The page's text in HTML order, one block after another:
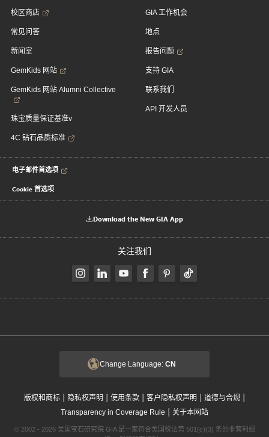
校区商店
常见问答
新闻室
GemKids 网站
GemKids 网站 Alumni Collective
珠宝质量保证基准v
4C 钻石品质标准
GIA 工作机会
地点
报告问题
支持 GIA
联系我们
API 开发人员
电子邮件首选项
Cookie 首选项
Download the New GIA App
关注我们
Change Language: CN
版权和商标 | 隐私权声明 | 使用条款 | 客户隐私权声明 | 道德与合规 |
Transparency in Coverage Rule | 关于本网站
© 2002 - 2026 美国宝石研究院 GIA 是一家符合美国税法第 501(c)(3) 条的非营利组